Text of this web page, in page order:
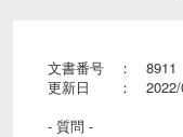
文書番号 ： 8911
更新日 ： 2022/
- 質問 -